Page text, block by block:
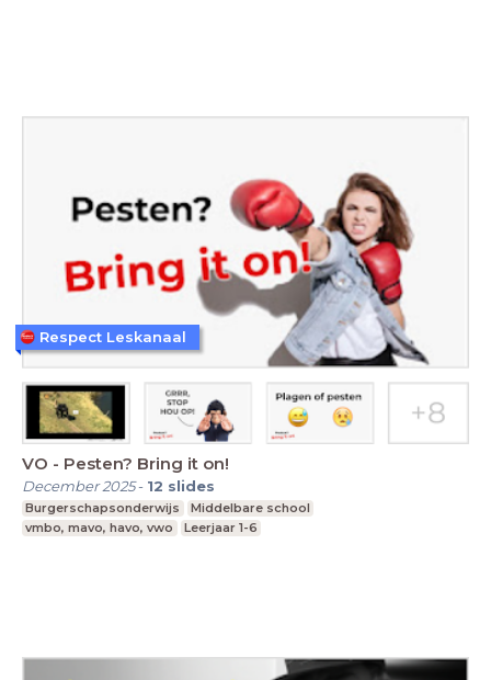
VO - Pesten? Bring it on!
December 2025- 12 slides
Burgerschapsonderwijs
Middelbare school
vmbo, mavo, havo, vwo
Leerjaar 1-6
Respect Leskanaal